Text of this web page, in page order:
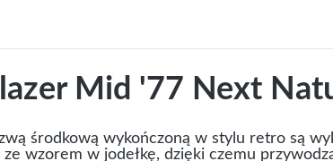
Mid '77 Next
środkową wykończoną w stylu retro są
wzorem w jodełkę, dzięki czemu